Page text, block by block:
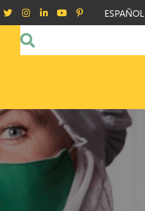
ESPAÑOL